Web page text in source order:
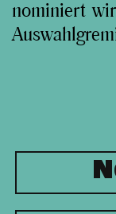
nominiert